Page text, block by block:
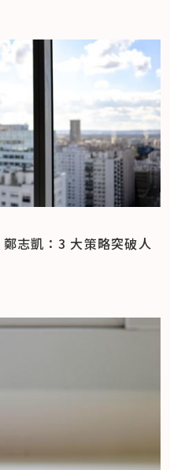
志凱：3 大策略突破人